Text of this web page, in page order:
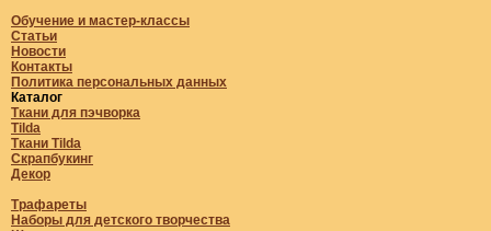
Обучение и мастер-классы
Статьи
Новости
Контакты
Политика персональных данных
Каталог
Ткани для пэчворка
Tilda
Ткани Tilda
Скрапбукинг
Декор
Трафареты
Наборы для детского творчества